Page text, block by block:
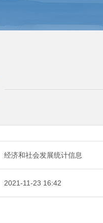
经济和社会发展统计信息
2021-11-23 16:42